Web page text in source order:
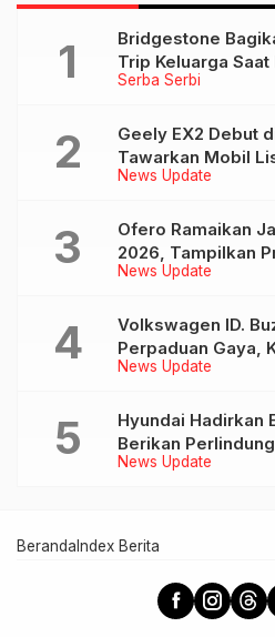
Serba Serbi
Bridgestone
Trip Keluarga
Lupa Cek Kondisi
News Update
Geely EX2 Debut
Tawarkan Mobil
239 Jutaan
News Update
Ofero Ramaikan
2026, Tampilkan
hingga Calon
News Update
Volkswagen ID.
Perpaduan Gaya,
Teknologi untuk
News Update
Hyundai Hadirkan
Berikan
Tiga Produk ini
Beranda Index Berita